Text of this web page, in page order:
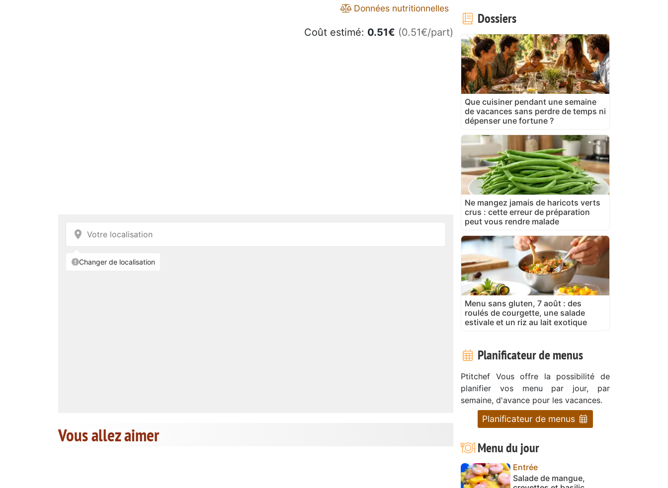
Données nutritionnelles
Coût estimé: 0.51€ (0.51€/part)
Vous allez aimer
Dossiers
Que cuisiner pendant une semaine
de vacances sans perdre de temps ni
dépenser une fortune ?
Ne mangez jamais de haricots verts
crus : cette erreur de préparation
peut vous rendre malade
Menu sans gluten, 7 août : des
roulés de courgette, une salade
estivale et un riz au lait exotique
Planificateur de menus
Ptitchef Vous offre la possibilité de
planifier vos menu par jour, par
semaine, d'avance pour les vacances.
Planificateur de menus
Menu du jour
Entrée
Salade de mangue,